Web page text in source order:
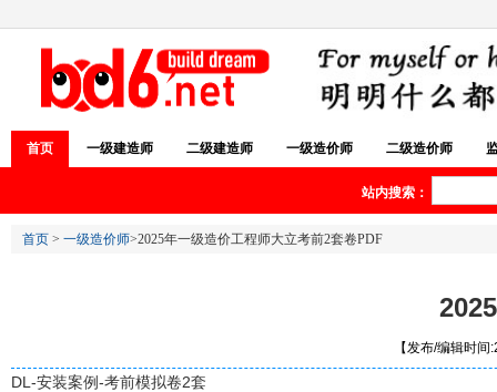
首页 一级建造师 二级建造师 一级造价师 二级造价师
站内搜索：
首页 > 一级造价师>2025年一级造价工程师大立考前2套卷PDF
【发布/编辑时
DL-安装案例-考前模拟卷2套